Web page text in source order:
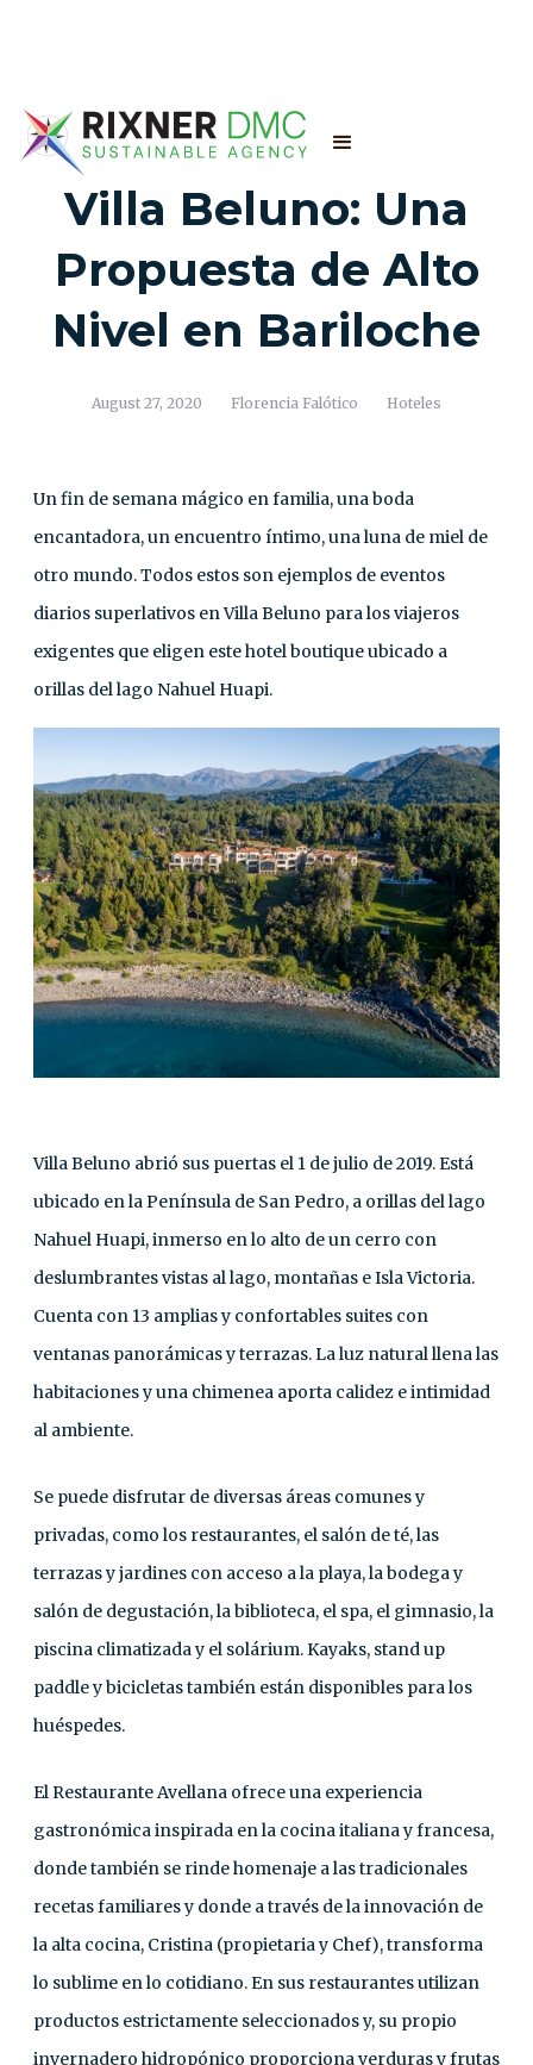
Villa Beluno: Una
Propuesta de Alto
Nivel en Bariloche
August 27, 2020 Florencia Falótico Hoteles
Un fin de semana mágico en familia, una boda
encantadora, un encuentro íntimo, una luna de miel de
otro mundo. Todos estos son ejemplos de eventos
diarios superlativos en Villa Beluno para los viajeros
exigentes que eligen este hotel boutique ubicado a
orillas del lago Nahuel Huapi.
Villa Beluno abrió sus puertas el 1 de julio de 2019. Está
ubicado en la Península de San Pedro, a orillas del lago
Nahuel Huapi, inmerso en lo alto de un cerro con
deslumbrantes vistas al lago, montañas e Isla Victoria.
Cuenta con 13 amplias y confortables suites con
ventanas panorámicas y terrazas. La luz natural llena las
habitaciones y una chimenea aporta calidez e intimidad
al ambiente.
Se puede disfrutar de diversas áreas comunes y
privadas, como los restaurantes, el salón de té, las
terrazas y jardines con acceso a la playa, la bodega y
salón de degustación, la biblioteca, el spa, el gimnasio, la
piscina climatizada y el solárium. Kayaks, stand up
paddle y bicicletas también están disponibles para los
huéspedes.
El Restaurante Avellana ofrece una experiencia
gastronómica inspirada en la cocina italiana y francesa,
donde también se rinde homenaje a las tradicionales
recetas familiares y donde a través de la innovación de
la alta cocina, Cristina (propietaria y Chef), transforma
lo sublime en lo cotidiano. En sus restaurantes utilizan
productos estrictamente seleccionados y, su propio
invernadero hidropónico proporciona verduras y frutas